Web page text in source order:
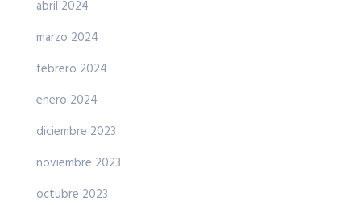
abril 2024
marzo 2024
febrero 2024
enero 2024
diciembre 2023
noviembre 2023
octubre 2023